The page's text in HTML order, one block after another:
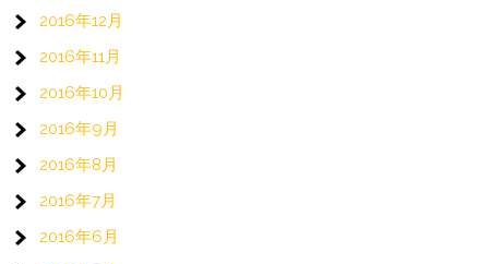
2016年12月
2016年11月
2016年10月
2016年9月
2016年8月
2016年7月
2016年6月